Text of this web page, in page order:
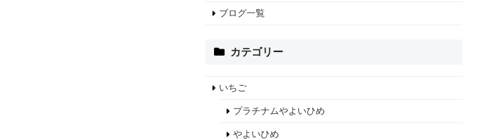
ブログ一覧
カテゴリー
いちご
プラチナムやよいひめ
やよいひめ